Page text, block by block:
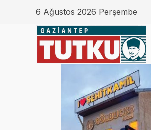
6 Ağustos 2026 Perşembe